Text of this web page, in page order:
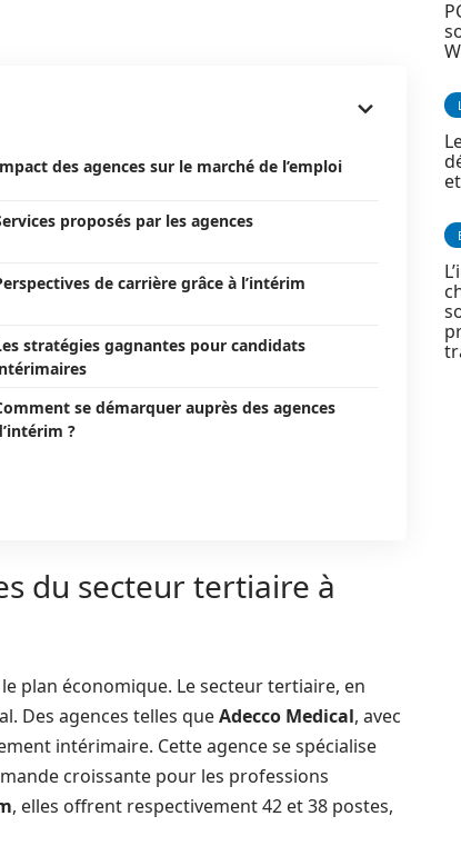
des agences sur le marché de l’emploi
proposés par les agences
de carrière grâce à l’intérim
stratégies gagnantes pour candidats
se démarquer auprès des agences
?
du secteur tertiaire à
plan économique. Le secteur tertiaire, en
Des agences telles queAdecco Medical, avec
intérimaire. Cette agence se spécialise
croissante pour les professions
, elles offrent respectivement 42 et 38 postes,